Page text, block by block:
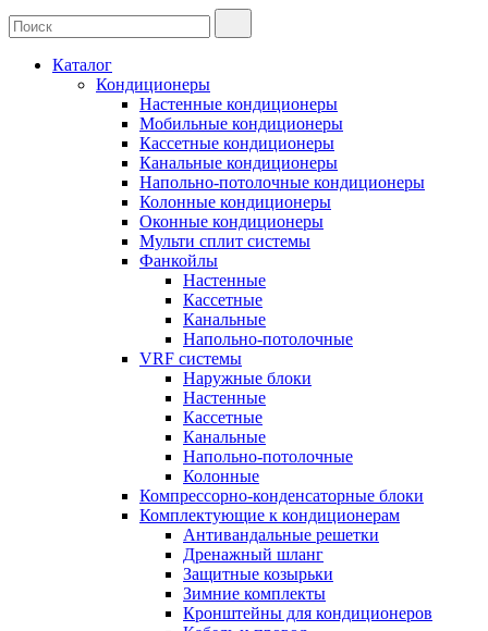
Каталог
Кондиционеры
Настенные кондиционеры
Мобильные кондиционеры
Кассетные кондиционеры
Канальные кондиционеры
Напольно-потолочные кондиционеры
Колонные кондиционеры
Оконные кондиционеры
Мульти сплит системы
Фанкойлы
Настенные
Кассетные
Канальные
Напольно-потолочные
VRF системы
Наружные блоки
Настенные
Кассетные
Канальные
Напольно-потолочные
Колонные
Компрессорно-конденсаторные блоки
Комплектующие к кондиционерам
Антивандальные решетки
Дренажный шланг
Защитные козырьки
Зимние комплекты
Кронштейны для кондиционеров